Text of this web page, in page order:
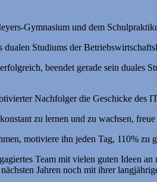
Gymnasium und dem
Studiums der
beendet gerade sein
Nachfolger die Geschicke des
zu lernen und zu wachsen,
motiviere ihn jeden Tag, 110% zu
Team mit vielen guten Ideen
Jahren noch mit ihrer